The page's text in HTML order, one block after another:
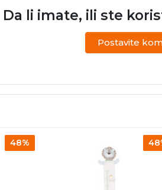
Da li imate, ili ste
Postavite
48%